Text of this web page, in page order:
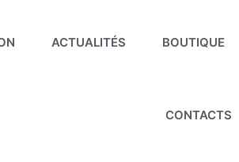
ACTUALITÉS BOUTIQUE
CONTACTS